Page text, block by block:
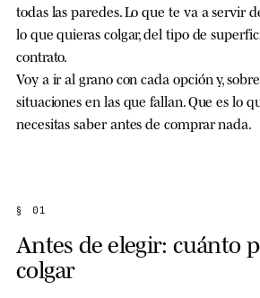
todas las paredes. Lo que te va a servir
lo que quieras colgar, del tipo de
contrato.
Voy a ir al grano con cada opción y,
situaciones en las que fallan. Que es lo
necesitas saber antes de comprar nada.
§ 01
Antes de elegir: cuánto
colgar